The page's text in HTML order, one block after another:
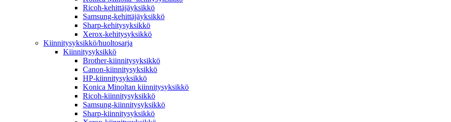
Ricoh-kehittäjäyksikkö
Samsung-kehittäjäyksikkö
Sharp-kehitysyksikkö
Xerox-kehitysyksikkö
Kiinnitysyksikkö/huoltosarja
Kiinnitysyksikkö
Brother-kiinnitysyksikkö
Canon-kiinnitysyksikkö
HP-kiinnitysyksikkö
Konica Minoltan kiinnitysyksikkö
Ricoh-kiinnitysyksikkö
Samsung-kiinnitysyksikkö
Sharp-kiinnitysyksikkö